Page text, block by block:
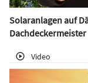
Solaranlagen auf
Video